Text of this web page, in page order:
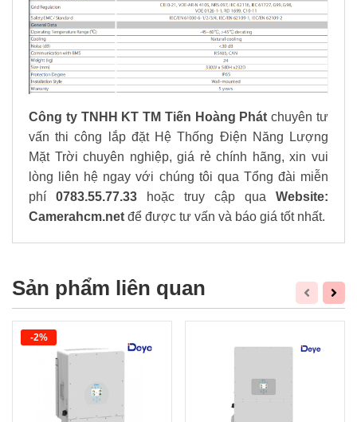
Công ty TNHH KT TM Tiến Hoàng Phátchuyên tư
vấn thi công lắp đặt Hệ Thống Điện Năng Lượng
Mặt Trời chuyên nghiệp, giá rẻ chính hãng, xin vui
lòng liên hệ ngay với chúng tôi qua Tổng đài miễn
phí 0783.55.77.33 hoặc truy cập qua Website:
Camerahcm.net để được tư vấn và báo giá tốt nhất.
Sản phẩm liên quan
-2%